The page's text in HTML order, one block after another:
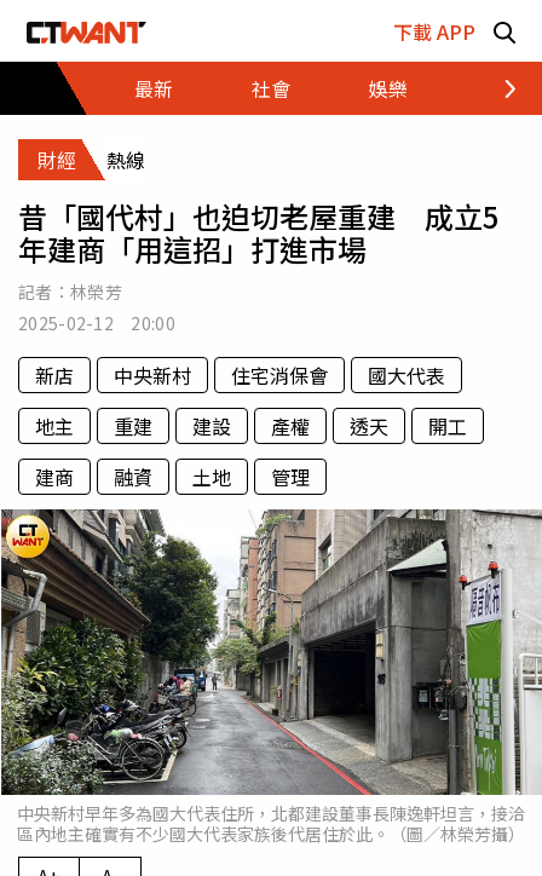
下載 APP
最新
社會 娛樂 財經
財經 熱線
昔「國代村」也迫切老屋重建 成立5
年建商「用這招」打進市場
記者： 林榮芳
2025-02-12 20:00
新店 中央新村 住宅消保會
國大代表
地主
重建 建設 產權 透天
開工
建商
融資 土地 管理
中央新村早年多為國大代表住所，北都建設董事長陳逸軒坦言，接洽
區內地主確實有不少國大代表家族後代居住於此。（圖／林榮芳攝）